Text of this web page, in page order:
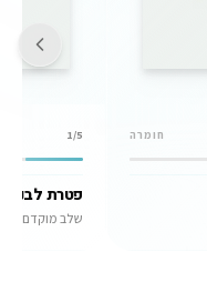
חומרה 1/5
פטרת לבנה
שלב מוקדם